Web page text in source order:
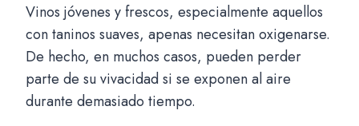
Vinos jóvenes y frescos, especialmente aquellos
con taninos suaves, apenas necesitan oxigenarse.
De hecho, en muchos casos, pueden perder
parte de su vivacidad si se exponen al aire
durante demasiado tiempo.